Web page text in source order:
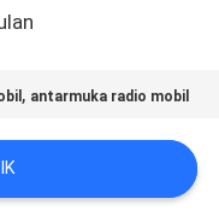
, antarmuka radio mobil